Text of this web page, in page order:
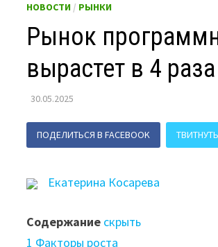
НОВОСТИ / РЫНКИ
Рынок
вырастет в 4
30.05.2025
ПОДЕЛИТЬСЯ В FACEBOOK ТВИТНУТЬ
Екатерина Косарева
Содержание скрыть
1 Факторы роста